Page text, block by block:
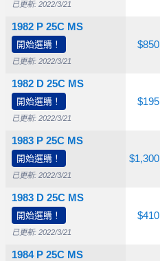
已更新: 2022/3/21
1982 P 25C MS
開始選購！
已更新: 2022/3/21
1982 D 25C MS
開始選購！
已更新: 2022/3/21
1983 P 25C MS
開始選購！
已更新: 2022/3/21
1983 D 25C MS
開始選購！
已更新: 2022/3/21
1984 P 25C MS
$15.00 $850
$20.00 $195
$30.00 $1,300
$25.00 $410